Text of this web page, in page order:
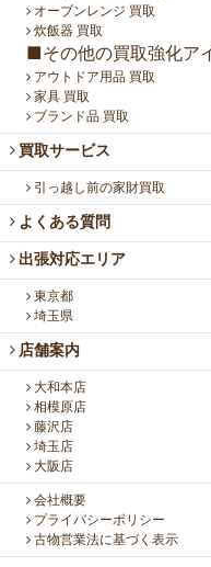
オーブンレンジ 買取
炊飯器 買取
■その他の買取強化ア
アウトドア用品 買取
家具 買取
ブランド品 買取
買取サービス
引っ越し前の家財買取
よくある質問
出張対応エリア
東京都
埼玉県
店舗案内
大和本店
相模原店
藤沢店
埼玉店
大阪店
会社概要
プライバシーポリシー
古物営業法に基づく表示